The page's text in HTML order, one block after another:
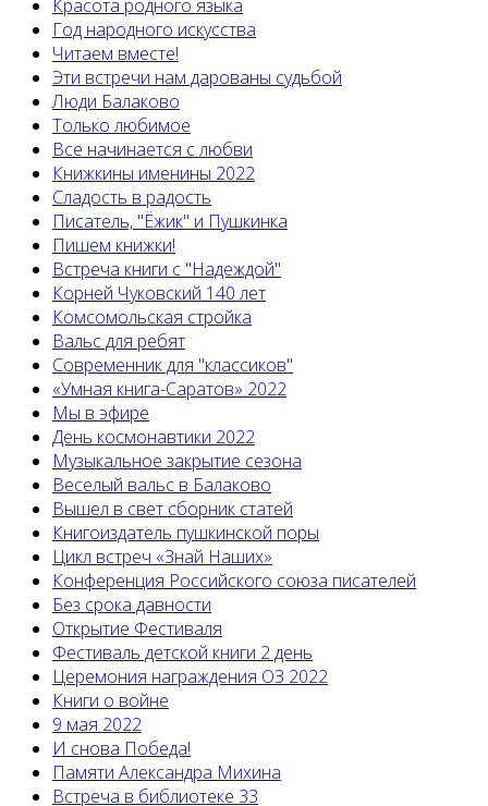
Красота родного языка
Год народного искусства
Читаем вместе!
Эти встречи нам дарованы судьбой
Люди Балаково
Только любимое
Все начинается с любви
Книжкины именины 2022
Сладость в радость
Писатель, "Ёжик" и Пушкинка
Пишем книжки!
Встреча книги с "Надеждой"
Корней Чуковский 140 лет
Комсомольская стройка
Вальс для ребят
Современник для "классиков"
«Умная книга-Саратов» 2022
Мы в эфире
День космонавтики 2022
Музыкальное закрытие сезона
Веселый вальс в Балаково
Вышел в свет сборник статей
Книгоиздатель пушкинской поры
Цикл встреч «Знай Наших»
Конференция Российского союза писателей
Без срока давности
Открытие Фестиваля
Фестиваль детской книги 2 день
Церемония награждения ОЗ 2022
Книги о войне
9 мая 2022
И снова Победа!
Памяти Александра Михина
Встреча в библиотеке 33